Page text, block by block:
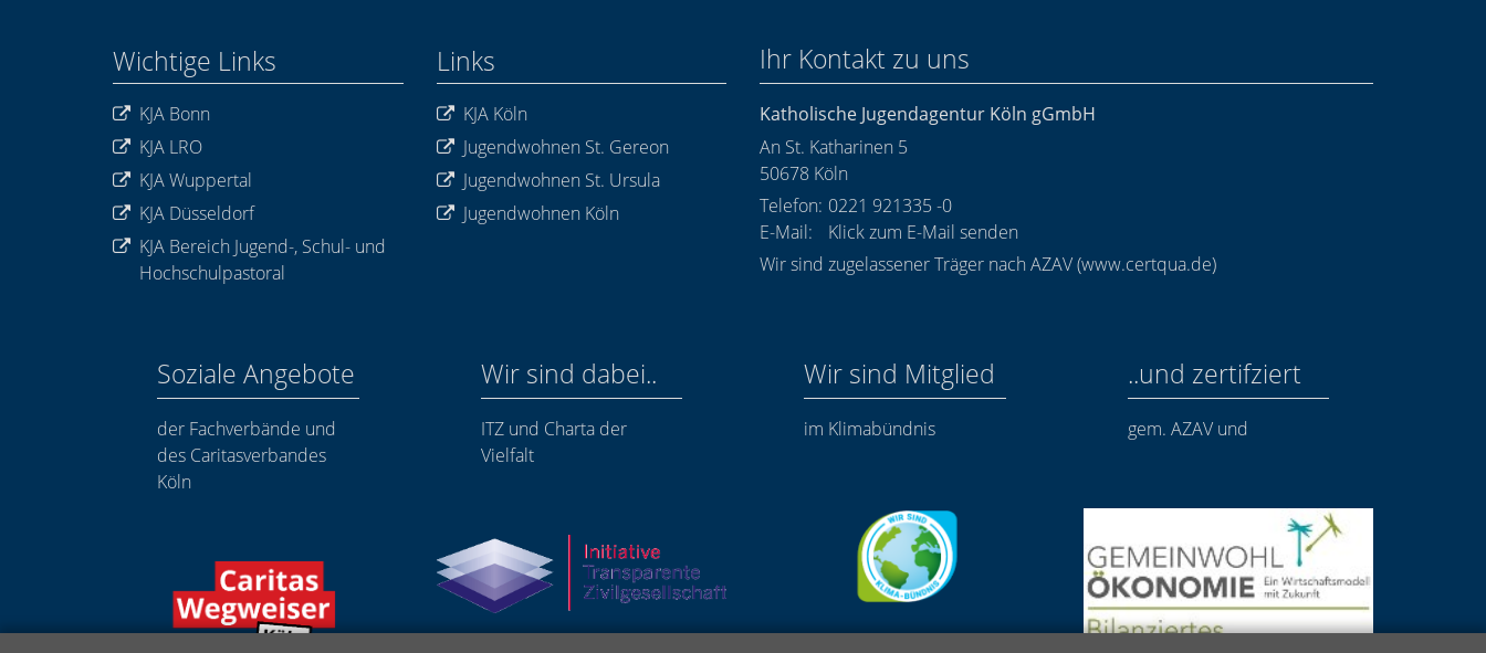
Wichtige Links
KJA Bonn
KJA LRO
KJA Wuppertal
KJA Düsseldorf
KJA Bereich Jugend-, Schul- und
Hochschulpastoral
Links
KJA Köln
Jugendwohnen St. Gereon
Jugendwohnen St. Ursula
Jugendwohnen Köln
Ihr Kontakt zu uns
Katholische Jugendagentur Köln gGmbH
An St. Katharinen 5
50678 Köln
Telefon: 0221 921335 -0
E-Mail:
Klick zum E-Mail senden
Wir sind zugelassener Träger nach AZAV (www.certqua.de)
Soziale Angebote
der Fachverbände und
des Caritasverbandes
Köln
Wir sind dabei..
ITZ und Charta der
Vielfalt
Wir sind Mitglied
im Klimabündnis
..und zertifziert
gem. AZAV und